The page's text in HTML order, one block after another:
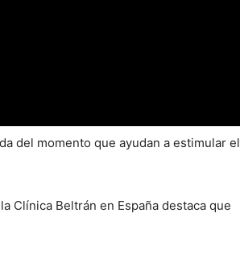
del momento que ayudan a estimular el
Clínica Beltrán en España destaca que